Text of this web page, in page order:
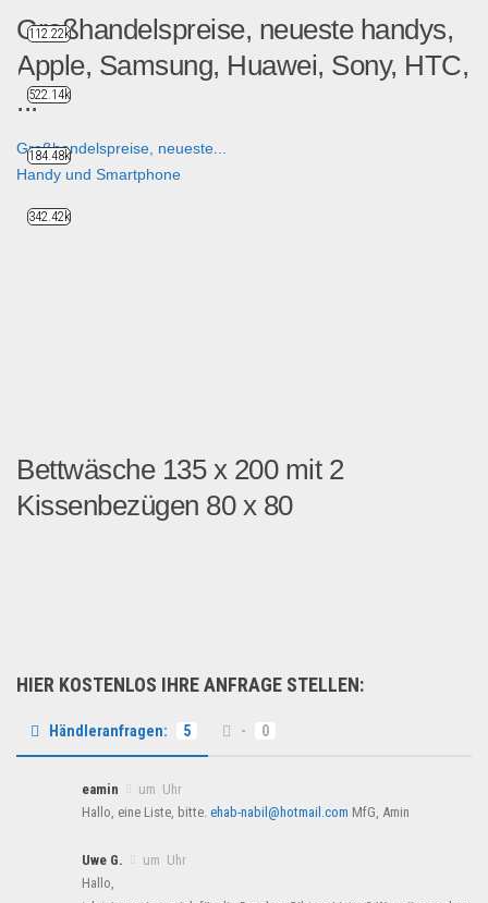
Großhandelspreise, neueste handys,
Apple, Samsung, Huawei, Sony, HTC,
...
Großhandelspreise, neueste...
Handy und Smartphone
Bettwäsche 135 x 200 mit 2
Kissenbezügen 80 x 80
HIER KOSTENLOS IHRE ANFRAGE STELLEN:
Händleranfragen: 5 - 0
eamin
um Uhr
Hallo, eine Liste, bitte. ehab-nabil@hotmail.com MfG, Amin
Uwe G.
um Uhr
Hallo,
112.22k
522.14k
184.48k
342.42k